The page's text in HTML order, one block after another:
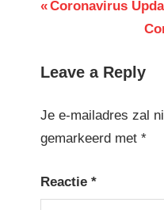
Previous
Coronavirus
Leave a Reply
Je e-mailadres zal
gemarkeerd met *
Reactie *